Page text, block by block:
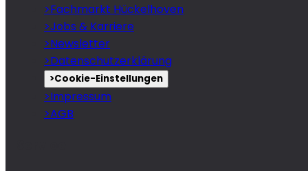
>Fachmarkt Hückelhoven
>Jobs & Karriere
>Newsletter
>Datenschutzerklärung
>Cookie-Einstellungen
>Impressum
>AGB